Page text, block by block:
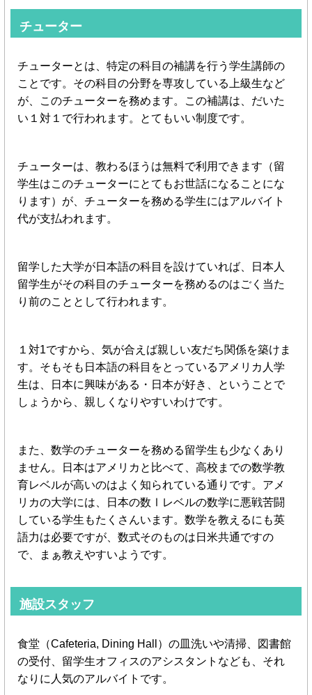
チューター
チューターとは、特定の科目の補講を行う学生講師の
ことです。その科目の分野を専攻している上級生など
が、このチューターを務めます。この補講は、だいた
い１対１で行われます。とてもいい制度です。
チューターは、教わるほうは無料で利用できます（留
学生はこのチューターにとてもお世話になることにな
ります）が、チューターを務める学生にはアルバイト
代が支払われます。
留学した大学が日本語の科目を設けていれば、日本人
留学生がその科目のチューターを務めるのはごく当た
り前のこととして行われます。
１対1ですから、気が合えば親しい友だち関係を築けま
す。そもそも日本語の科目をとっているアメリカ人学
生は、日本に興味がある・日本が好き、ということで
しょうから、親しくなりやすいわけです。
また、数学のチューターを務める留学生も少なくあり
ません。日本はアメリカと比べて、高校までの数学教
育レベルが高いのはよく知られている通りです。アメ
リカの大学には、日本の数Ⅰレベルの数学に悪戦苦闘
している学生もたくさんいます。数学を教えるにも英
語力は必要ですが、数式そのものは日米共通ですの
で、まぁ教えやすいようです。
施設スタッフ
食堂（Cafeteria, Dining Hall）の皿洗いや清掃、図書館
の受付、留学生オフィスのアシスタントなども、それ
なりに人気のアルバイトです。